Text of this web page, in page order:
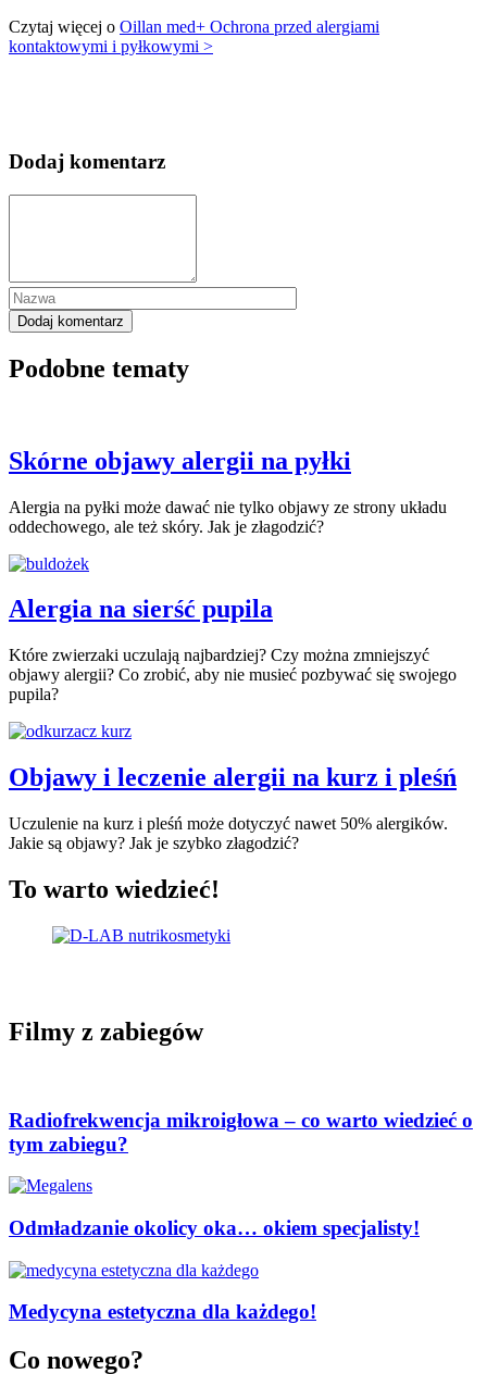
Czytaj więcej o Oillan med+ Ochrona przed alergiami
kontaktowymi i pyłkowymi >
Dodaj komentarz
Podobne tematy
Skórne objawy alergii na pyłki
Alergia na pyłki może dawać nie tylko objawy ze strony układu
oddechowego, ale też skóry. Jak je złagodzić?
Alergia na sierść pupila
Które zwierzaki uczulają najbardziej? Czy można zmniejszyć
objawy alergii? Co zrobić, aby nie musieć pozbywać się swojego
pupila?
Objawy i leczenie alergii na kurz i pleśń
Uczulenie na kurz i pleśń może dotyczyć nawet 50% alergików.
Jakie są objawy? Jak je szybko złagodzić?
To warto wiedzieć!
Filmy z zabiegów
Radiofrekwencja mikroigłowa – co warto wiedzieć o
tym zabiegu?
Odmładzanie okolicy oka… okiem specjalisty!
Medycyna estetyczna dla każdego!
Co nowego?